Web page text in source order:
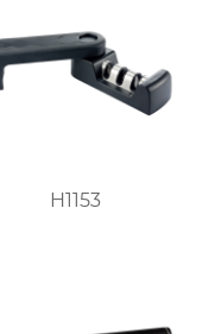
H1153